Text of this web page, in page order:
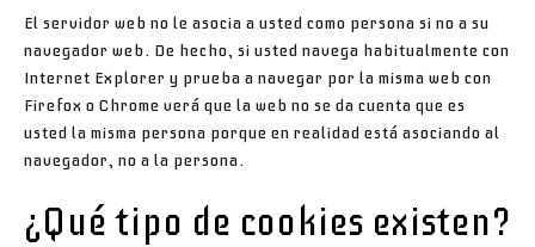
El servidor web no le asocia a usted como persona si no a su
navegador web. De hecho, si usted navega habitualmente con
Internet Explorer y prueba a navegar por la misma web con
Firefox o Chrome verá que la web no se da cuenta que es
usted la misma persona porque en realidad está asociando al
navegador, no a la persona.
¿Qué tipo de cookies existen?